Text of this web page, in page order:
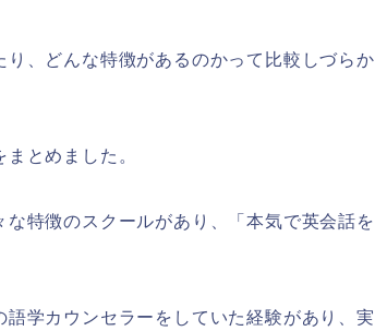
、どんな特徴があるのかって比較しづらか
とめました。
特徴のスクールがあり、「本気で英会話を
学カウンセラーをしていた経験があり、実